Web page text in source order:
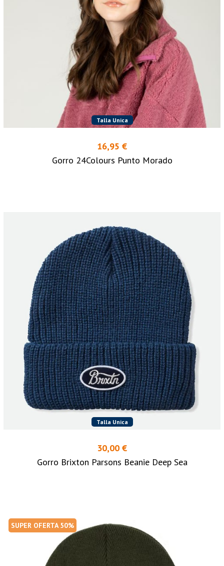
Talla Unica
16,95 €
Gorro 24Colours Punto Morado
Talla Unica
30,00 €
Gorro Brixton Parsons Beanie Deep Sea
SUPER OFERTA 50%